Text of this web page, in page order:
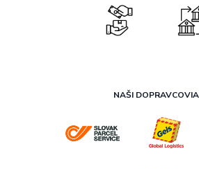
NAŠI DOPRAVCOVIA